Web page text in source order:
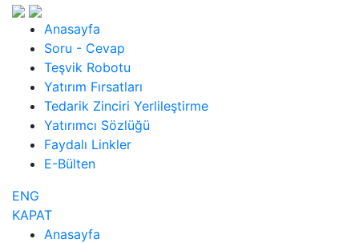
Anasayfa
Soru - Cevap
Teşvik Robotu
Yatırım Fırsatları
Tedarik Zinciri Yerlileştirme
Yatırımcı Sözlüğü
Faydalı Linkler
E-Bülten
ENG
KAPAT
Anasayfa